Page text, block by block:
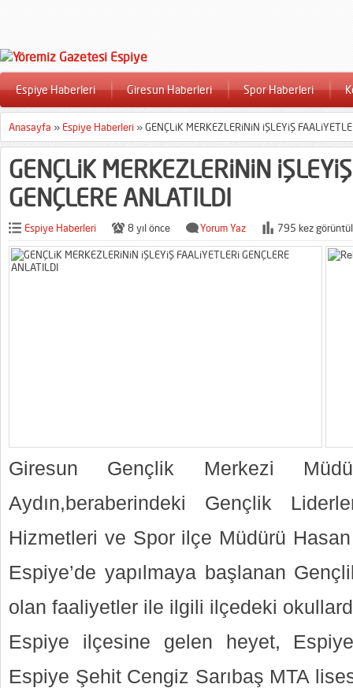
Espiye Haberleri Giresun Haberleri Spor Haberleri
Anasayfa » Espiye Haberleri »GENÇLiK MERKEZLERiNiN iŞLEYiŞ
GENÇLiK MERKEZLERiNiN
GENÇLERE ANLATILDI
Espiye Haberleri 8 yıl önce Yorum Yaz 795 kez
Giresun Gençlik Merkezi
Aydın,beraberindeki Gençlik
Hizmetleri ve Spor ilçe Müdürü
Espiye’de yapılmaya başlanan
olan faaliyetler ile ilgili ilçedeki
Espiye ilçesine gelen heyet,
Espiye Şehit Cengiz Sarıbaş MTA